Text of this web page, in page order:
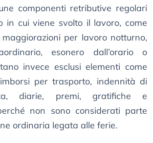
componenti retributive regolari
in cui viene svolto il lavoro, come
per lavoro notturno,
esonero dall’orario o
invece esclusi elementi come
per trasporto, indennità di
diarie, premi, gratifiche e
non sono considerati parte
ordinaria legata alle ferie.